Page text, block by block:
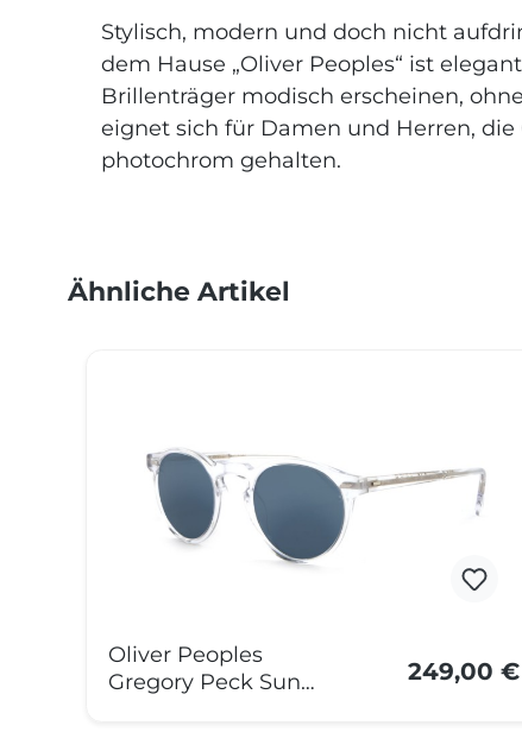
Stylisch, modern und doch nicht
dem Hause „Oliver Peoples“ ist
Brillenträger modisch erscheinen,
eignet sich für Damen und Herren,
photochrom gehalten.
Ähnliche Artikel
Oliver Peoples
Gregory Peck Sun
249,00 €